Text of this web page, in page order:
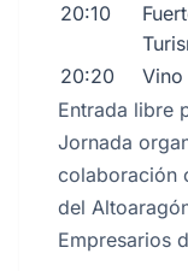
20:10
20:20
Vino
Entrada libre
Jornada
colaboración
del
Empresarios